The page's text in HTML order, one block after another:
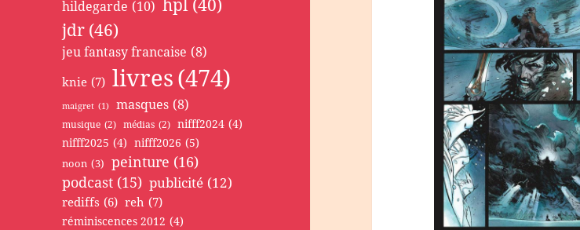
hildegarde (10) hpl (40)
jdr (46)
jeu fantasy francaise (8)
knie (7) livres(474)
maigret (1) masques (8)
musique (2) médias (2) nifff2024 (4)
nifff2025 (4) nifff2026 (5)
noon (3) peinture (16)
podcast (15) publicité (12)
rediffs (6) reh (7)
réminiscences 2012 (4)